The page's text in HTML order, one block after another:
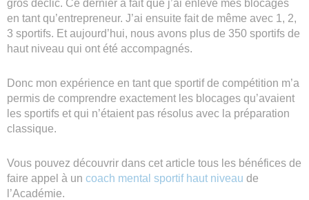
gros déclic. Ce dernier a fait que j’ai enlevé mes blocages
en tant qu’entrepreneur. J’ai ensuite fait de même avec 1, 2,
3 sportifs. Et aujourd’hui, nous avons plus de 350 sportifs de
haut niveau qui ont été accompagnés.
Donc mon expérience en tant que sportif de compétition m’a
permis de comprendre exactement les blocages qu’avaient
les sportifs et qui n’étaient pas résolus avec la préparation
classique.
Vous pouvez découvrir dans cet article tous les bénéfices de
faire appel à un coach mental sportif haut niveau de
l’Académie.